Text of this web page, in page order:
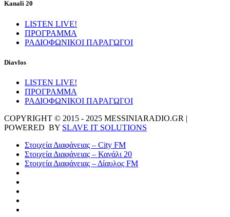
Kanali 20
LISTEN LIVE!
ΠΡΟΓΡΑΜΜΑ
ΡΑΔΙΟΦΩΝΙΚΟΙ ΠΑΡΑΓΩΓΟΙ
Diavlos
LISTEN LIVE!
ΠΡΟΓΡΑΜΜΑ
ΡΑΔΙΟΦΩΝΙΚΟΙ ΠΑΡΑΓΩΓΟΙ
COPYRIGHT © 2015 - 2025 MESSINIARADIO.GR |
POWERED BY SLAVE IT SOLUTIONS
Στοιχεία Διαφάνειας – City FM
Στοιχεία Διαφάνειας – Κανάλι 20
Στοιχεία Διαφάνειας – Δίαυλος FM